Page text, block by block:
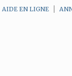
AIDE EN LIGNE